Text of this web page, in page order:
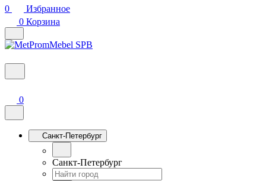
0
Избранное
0 Корзина
0
Санкт-Петербург
Санкт-Петербург